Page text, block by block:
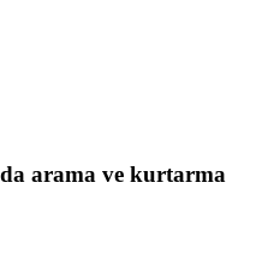
arama ve kurtarma